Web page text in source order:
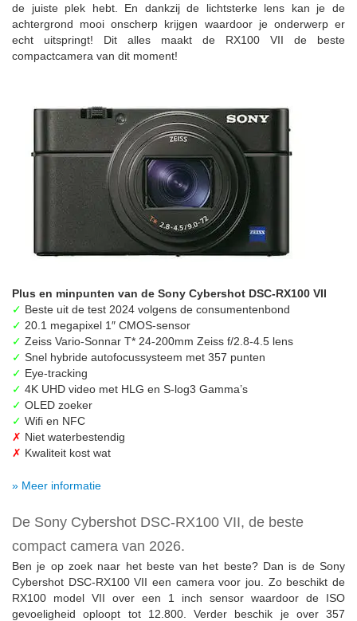
de juiste plek hebt. En dankzij de lichtsterke lens kan je de
achtergrond mooi onscherp krijgen waardoor je onderwerp er
echt uitspringt! Dit alles maakt de RX100 VII de beste
compactcamera van dit moment!
Plus en minpunten van de Sony Cybershot DSC-RX100 VII
✓ Beste uit de test 2024 volgens de consumentenbond
✓ 20.1 megapixel 1″ CMOS-sensor
✓ Zeiss Vario-Sonnar T* 24-200mm Zeiss f/2.8-4.5 lens
✓ Snel hybride autofocussysteem met 357 punten
✓ Eye-tracking
✓ 4K UHD video met HLG en S-log3 Gamma’s
✓ OLED zoeker
✓ Wifi en NFC
✗ Niet waterbestendig
✗ Kwaliteit kost wat
» Meer informatie
De Sony Cybershot DSC-RX100 VII, de beste
compact camera van 2026.
Ben je op zoek naar het beste van het beste? Dan is de Sony
Cybershot DSC-RX100 VII een camera voor jou. Zo beschikt de
RX100 model VII over een 1 inch sensor waardoor de ISO
gevoeligheid oploopt tot 12.800. Verder beschik je over 357